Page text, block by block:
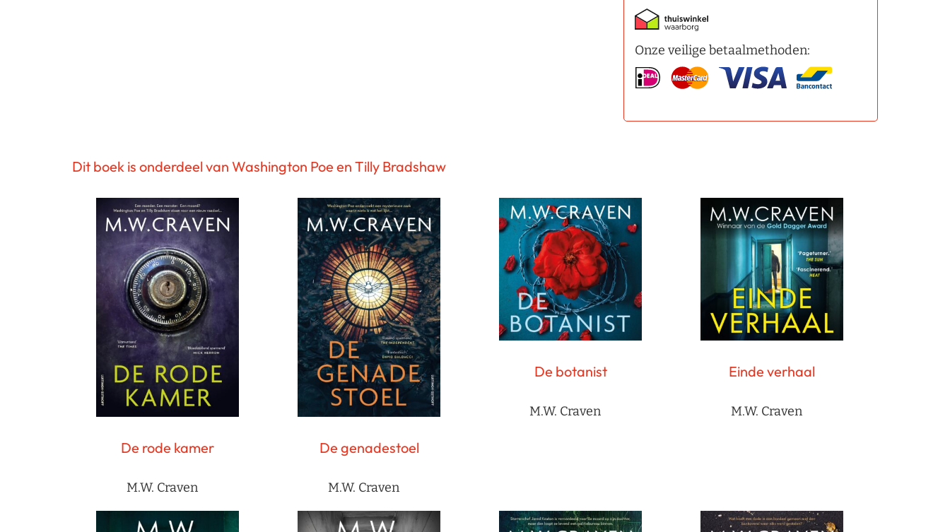
Onze veilige betaalmethoden:
Dit boek is onderdeel van Washington Poe en Tilly Bradshaw
De rode kamer
M.W. Craven
De genadestoel
M.W. Craven
De botanist
M.W. Craven
Einde verhaal
M.W. Craven